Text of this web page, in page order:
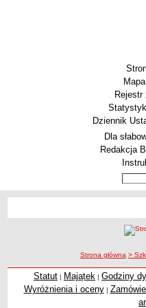
Rejestr
Dziennik
Menu
Dla
Redakcja
Zespoły Szkół
Techniczne Zakłady Naukowe
ścieżka nawigacji
Strona główna >
Statut | Majątek | Godziny
Wyróżnienia i oceny|